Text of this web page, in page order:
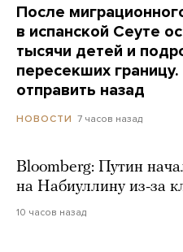
После
в испанской Сеуте
тысячи детей и
пересекших
отправить назад
НОВОСТИ 7 часов назад
Bloomberg: Путин
на Набиуллину из-за
10 часов назад